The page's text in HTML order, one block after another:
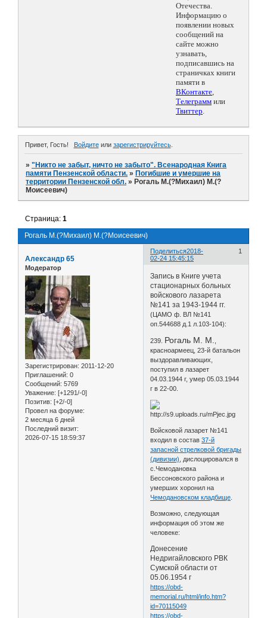
Отечества.
Информацию о
появлении новых
сообщений на
сайте можно
узнавать,
подписавшись на
страничках книги
памяти в
ВКонтакте,
Телеграмм или
Твиттер.
Привет, Гость! Войдитеили зарегистрируйтесь.
»"Никто не забыт, ничто не забыто". Всенародная Книга
памяти Пензенской области. » Погибшие и умершие на
территории Пензенской обл. » Рогаль М.(?Михаил) М.(?
Моисеевич)
Рогаль М.(?Михаил) М.(?Моисеевич)
Страница:1
Поделиться 1
2018-
02-24 15:45:15
Александр 65
Модератор
Зарегистрирован: 2011-12-20
Приглашений: 0
Сообщений: 5769
Уважение: [+1291/-0]
Позитив: [+2/-0]
Провел на форуме:
2 месяца 6 дней
Последний визит:
2026-07-15 18:59:37
Запись в Книге учета
стационарных больных
войскового лазарета
№141 за 1943-1944 гг.
(ЦАМО ф. ВЛ №141
оп.544688 д.1 л.103-104):
239. Рогаль М. М.
красноармеец, 23-й батальон
выздоравливающих,
поступил в лазарет
04.03.1944 г, умер 05.03.1944
г в 22-00.
Войсковой лазарет №141
входил в состав37-й
запасной стрелковой бригады
(дивизии) , дислоцировался в
с.Чемодановка
Бессоновского района и
умерших хоронил на
Чемодановском кладбище
Возможно, следующая
информация об этом же
человеке:
Донесение
Недригайловского РВК
Сумской области от
05.06.1954 г
https://obd-
memorial.ru/html/info.htm?
id=70115049
https://obd-